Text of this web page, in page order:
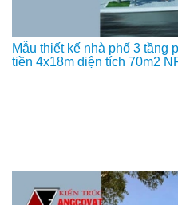
Mẫu thiết kế nhà phố 3 tầng
tiền 4x18m diện tích 70m2